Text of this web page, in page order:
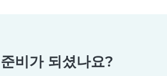
비가 되셨나요?